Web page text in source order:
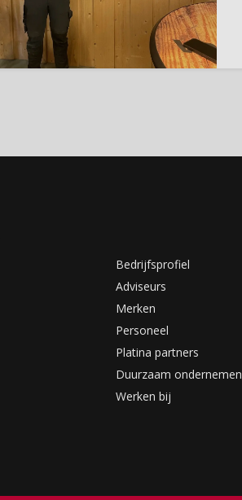
Bedrijfsprofiel
Adviseurs
Merken
Personeel
Platina partners
Duurzaam ondernemen
Werken bij